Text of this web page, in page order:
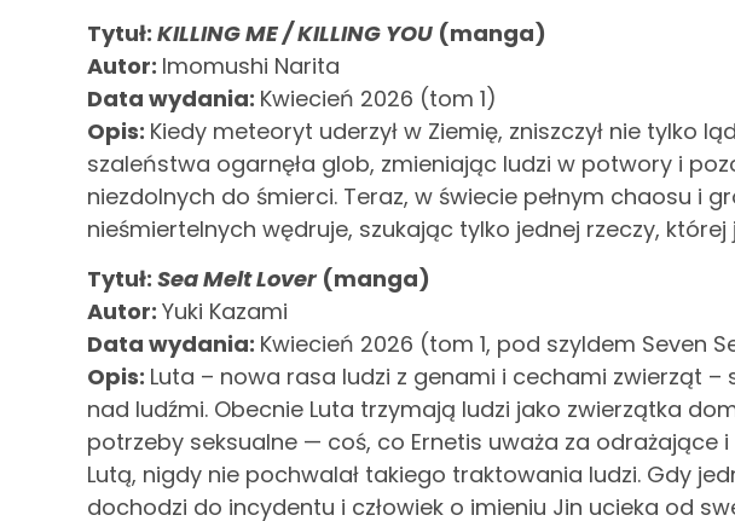
Tytuł: KILLING ME / KILLING YOU (manga)
Autor: Imomushi Narita
Data wydania: Kwiecień 2026 (tom 1)
Opis: Kiedy meteoryt uderzył w Ziemię, zniszczył nie tylko
szaleństwa ogarnęła glob, zmieniając ludzi w potwory i
niezdolnych do śmierci. Teraz, w świecie pełnym chaosu i
nieśmiertelnych wędruje, szukając tylko jednej rzeczy,
Tytuł: Sea Melt Lover (manga)
Autor: Yuki Kazami
Data wydania: Kwiecień 2026 (tom 1, pod szyldem Seven
Opis: Luta – nowa rasa ludzi z genami i cechami zwierząt –
nad ludźmi. Obecnie Luta trzymają ludzi jako zwierzątka
potrzeby seksualne — coś, co Ernetis uważa za odrażające
Lutą, nigdy nie pochwalał takiego traktowania ludzi. Gdy
dochodzi do incydentu i człowiek o imieniu Jin ucieka od